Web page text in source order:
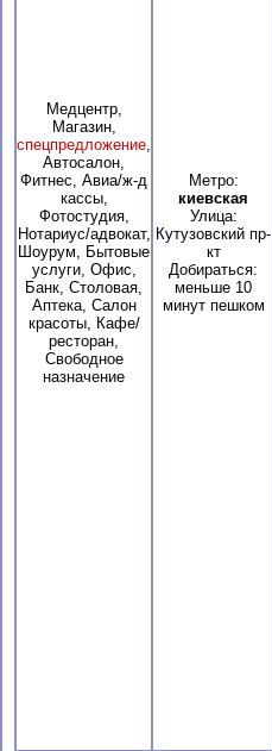
Медцентр,
Магазин,
спецпредложение,
Автосалон,
Фитнес, Авиа/ж-д
кассы,
Фотостудия,
Нотариус/адвокат,
Шоурум, Бытовые
услуги, Офис,
Банк, Столовая,
Аптека, Салон
красоты, Кафе/
ресторан,
Свободное
назначение
Метро:
киевская
Улица:
Кутузовский пр-
кт
Добираться:
меньше 10
минут пешком